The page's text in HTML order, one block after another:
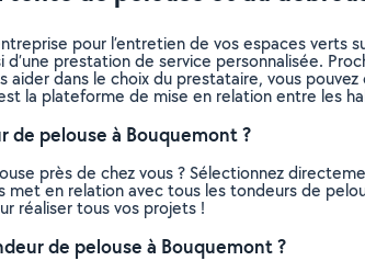
pour l’entretien de vos espaces verts
d’une prestation de service personnalisée.
aider dans le choix du prestataire, vous
la plateforme de mise en relation entre les
pelouse à Bouquemont ?
près de chez vous ? Sélectionnez
met en relation avec tous les tondeurs de
réaliser tous vos projets !
de pelouse à Bouquemont ?